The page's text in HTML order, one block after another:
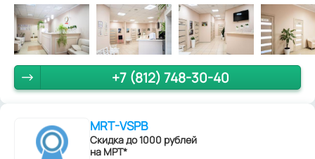
+7 (812) 748-30-40
MRT-VSPB
Скидка до 1000 рублей
на МРТ*